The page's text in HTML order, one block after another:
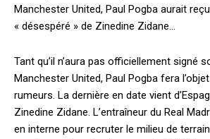
Manchester United, Paul Pogba aurait
« désespéré » de Zinedine Zidane…
Tant qu’il n’aura pas officiellement signé
Manchester United, Paul Pogba fera
rumeurs. La dernière en date vient
Zinedine Zidane. L’entraîneur du Real
en interne pour recruter le milieu de